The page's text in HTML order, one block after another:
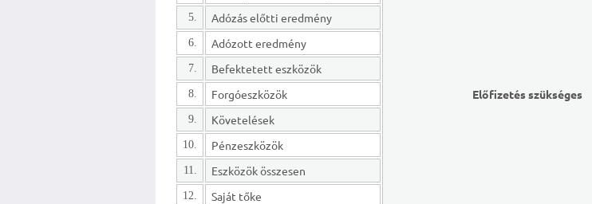
Előfizetés szükséges
5. Adózás előtti eredmény
6. Adózott eredmény
7. Befektetett eszközök
8. Forgóeszközök
9. Követelések
10. Pénzeszközök
11. Eszközök összesen
12. Saját tőke